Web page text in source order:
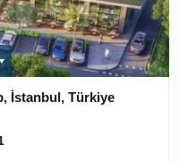
İstanbul, Türkiye